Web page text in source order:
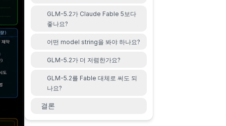
GLM-5.2가 Claude Fable 5보다
좋나요?
어떤 model string을 봐야 하나요?
GLM-5.2가 더 저렴한가요?
GLM-5.2를 Fable 대체로 써도 되
나요?
결론